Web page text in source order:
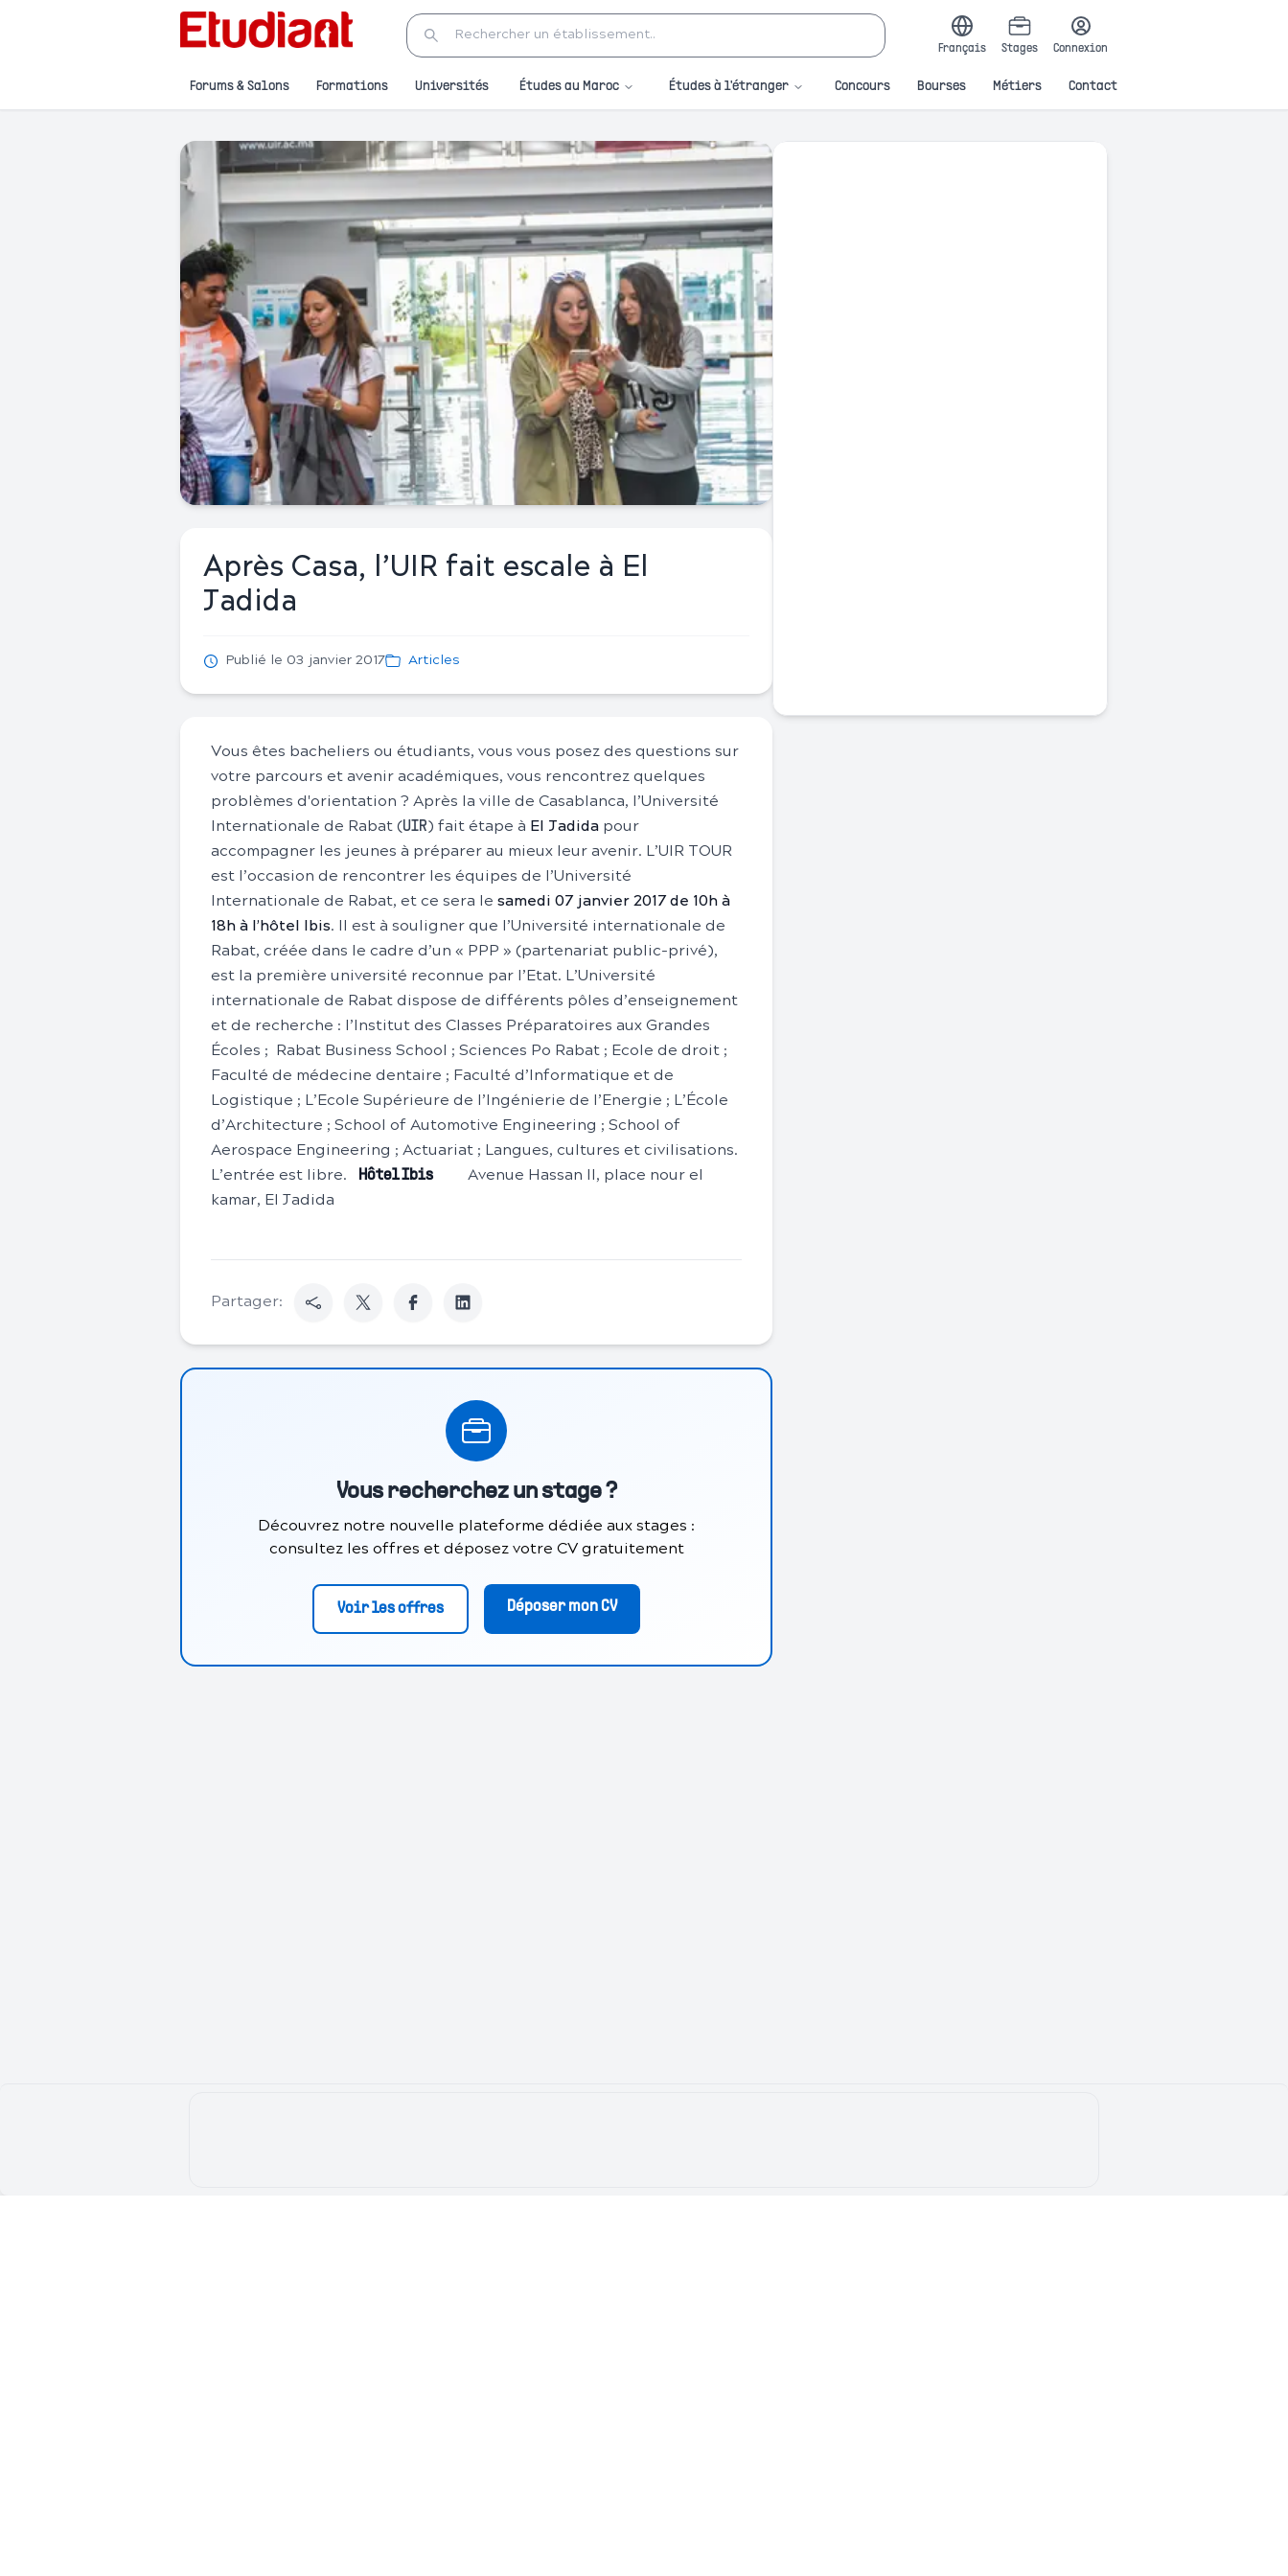
Français Stages Connexion
Forums & Salons Formations Universités Études au Maroc Études à l'étranger Concours Bourses Métiers Contact
Après Casa, l’UIR fait escale à El
Jadida
Publié le 03 janvier 2017 Articles
Vous êtes bacheliers ou étudiants, vous vous posez des questions sur
votre parcours et avenir académiques, vous rencontrez quelques
problèmes d'orientation ? Après la ville de Casablanca, l’Université
Internationale de Rabat (UIR) fait étape à El Jadida pour
accompagner les jeunes à préparer au mieux leur avenir. L’UIR TOUR
est l’occasion de rencontrer les équipes de l’Université
Internationale de Rabat, et ce sera le samedi 07 janvier 2017 de 10h à
18h à l’hôtel Ibis. Il est à souligner que l’Université internationale de
Rabat, créée dans le cadre d’un « PPP » (partenariat public-privé),
est la première université reconnue par l’Etat. L’Université
internationale de Rabat dispose de différents pôles d’enseignement
et de recherche : l’Institut des Classes Préparatoires aux Grandes
Écoles ; Rabat Business School ; Sciences Po Rabat ; Ecole de droit ;
Faculté de médecine dentaire ; Faculté d’Informatique et de
Logistique ; L’Ecole Supérieure de l’Ingénierie de l’Energie ; L’École
d’Architecture ; School of Automotive Engineering ; School of
Aerospace Engineering ; Actuariat ; Langues, cultures et civilisations.
L’entrée est libre.
Hôtel Ibis
Avenue Hassan II, place nour el
kamar, El Jadida
Partager:
Vous recherchez un stage ?
Découvrez notre nouvelle plateforme dédiée aux stages :
consultez les offres et déposez votre CV gratuitement
Voir les offres Déposer mon CV